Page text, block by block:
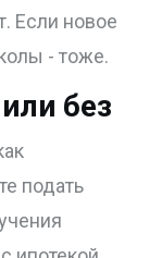
Если новое
- тоже.
без
подать